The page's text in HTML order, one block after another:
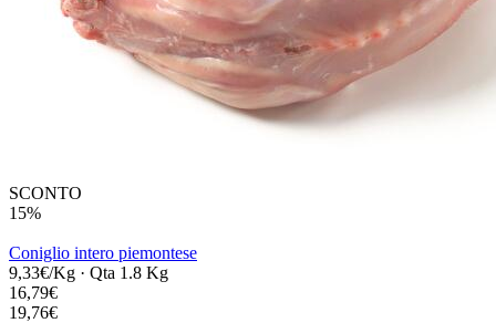
SCONTO
15%
Coniglio intero piemontese
9,33€/Kg · Qta 1.8 Kg
16,79€
19,76€